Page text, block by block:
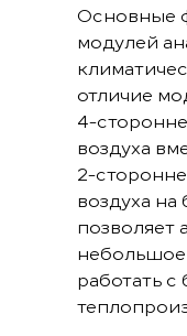
Основные
модулей
отличие
4-
воздуха
2-
воздуха
позволяет
небольшое
работать